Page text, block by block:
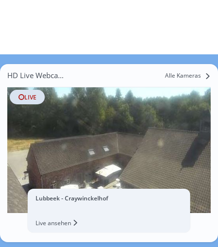
HD Live Webcams Forêt Alle Kameras
LIVE
Lubbeek - Craywinckelhof
Live ansehen